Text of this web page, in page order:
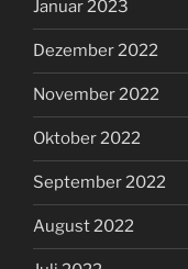
Januar 2023
Dezember 2022
November 2022
Oktober 2022
September 2022
August 2022